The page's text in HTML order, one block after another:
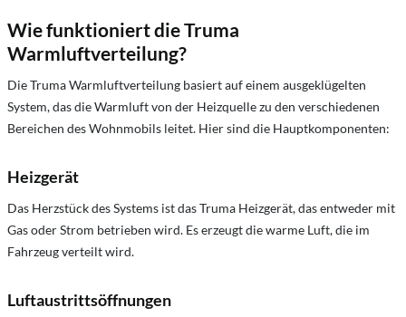
Wie funktioniert die Truma
Warmluftverteilung?
Die Truma Warmluftverteilung basiert auf einem ausgeklügelten
System, das die Warmluft von der Heizquelle zu den verschiedenen
Bereichen des Wohnmobils leitet. Hier sind die Hauptkomponenten:
Heizgerät
Das Herzstück des Systems ist das Truma Heizgerät, das entweder mit
Gas oder Strom betrieben wird. Es erzeugt die warme Luft, die im
Fahrzeug verteilt wird.
Luftaustrittsöffnungen